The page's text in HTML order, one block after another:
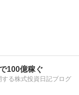
100億稼ぐ
る株式投資日記ブログ